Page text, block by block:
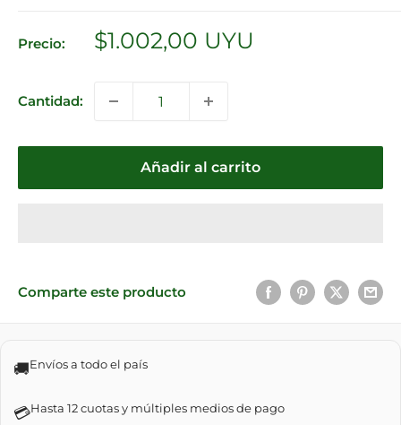
Precio:
Precio
$1.002,00 UYU
Cantidad:
Añadir al carrito
Comparte este producto
🚚Envíos a todo el país
💳Hasta 12 cuotas y múltiples medios de pago